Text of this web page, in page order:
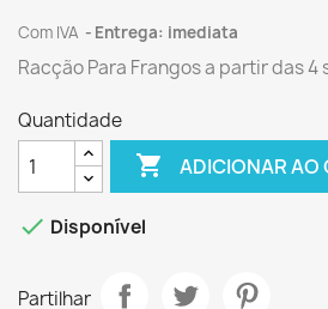
Com IVA Entrega: imediata
Racção Para Frangos a partir das 4
Quantidade
 ADICIONAR AO
 Disponível
Partilhar